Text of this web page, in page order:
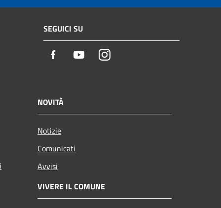
SEGUICI SU
Facebook YoutubeInstagram
NOVITÀ
Notizie
Comunicati
Avvisi
VIVERE IL COMUNE